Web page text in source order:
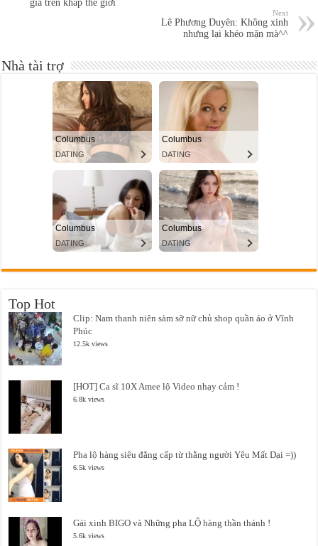
gia trên khắp thế giới
Next
Lê Phương Duyên: Không xinh
nhưng lại khéo mặn mà^^
Nhà tài trợ
Top Hot
Clip: Nam thanh niên sàm sỡ nữ chủ shop quần áo ở Vĩnh
Phúc
12.5k views
[HOT] Ca sĩ 10X Amee lộ Video nhạy cảm !
6.8k views
Pha lộ hàng siêu đẳng cấp từ thằng người Yêu Mất Dại =))
6.5k views
Gái xinh BIGO và Những pha LỘ hàng thần thánh !
5.6k views